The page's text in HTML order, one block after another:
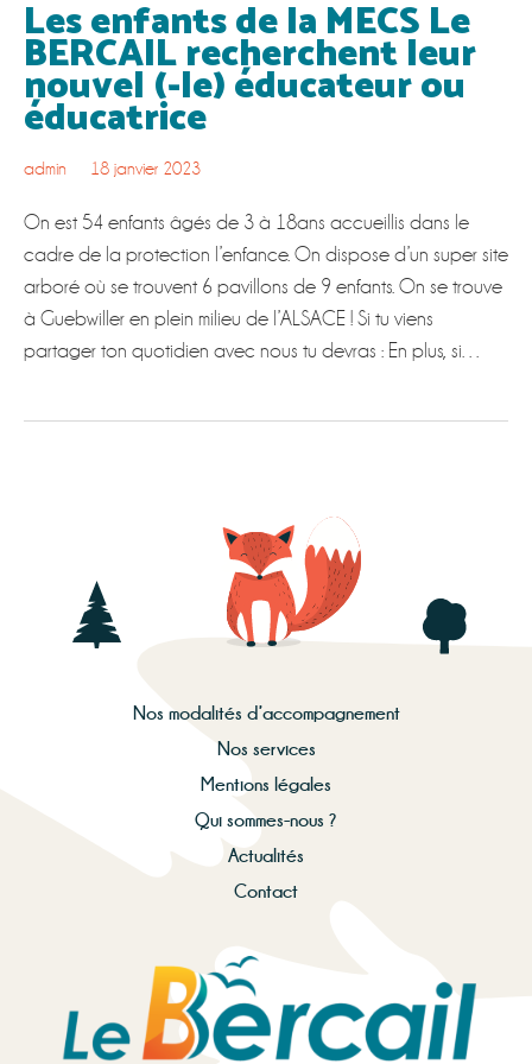
Les enfants de la MECS Le
BERCAIL recherchent leur
nouvel (-le) éducateur ou
éducatrice
admin 18 janvier 2023
On est 54 enfants âgés de 3 à 18ans accueillis dans le
cadre de la protection l’enfance. On dispose d’un super site
arboré où se trouvent 6 pavillons de 9 enfants. On se trouve
à Guebwiller en plein milieu de l’ALSACE ! Si tu viens
partager ton quotidien avec nous tu devras : En plus, si…
Nos modalités d’accompagnement
Nos services
Mentions légales
Qui sommes-nous ?
Actualités
Contact